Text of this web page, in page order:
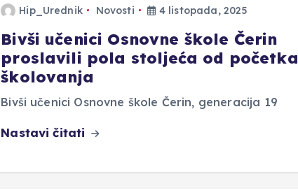
Hip_Urednik Novosti 4 listopada, 2025
Bivši učenici Osnovne škole Čerin
proslavili pola stoljeća od početka
školovanja
Bivši učenici Osnovne škole Čerin, generacija 19
Nastavi čitati